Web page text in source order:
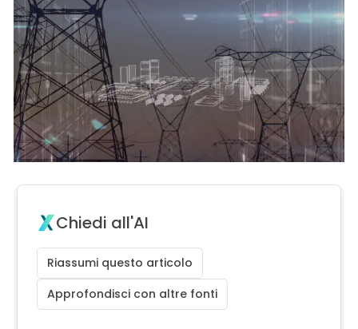
Chiedi all'AI
Riassumi questo articolo
Approfondisci con altre fonti